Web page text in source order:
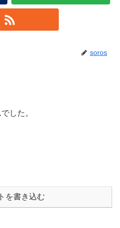
soros
した。
を書き込む